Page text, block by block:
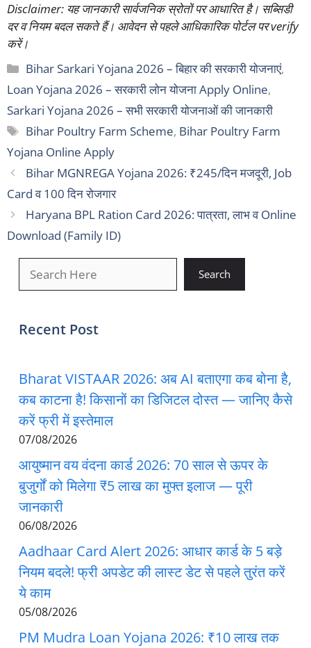
Disclaimer: यह जानकारी सार्वजनिक स्रोतों पर आधारित है। सब्सिडी
दर व नियम बदल सकते हैं। आवेदन से पहले आधिकारिक पोर्टल पर verify
करें।
Categories
Bihar Sarkari Yojana 2026 – बिहार की सरकारी योजनाएं,
Loan Yojana 2026 – सरकारी लोन योजना Apply Online,
Sarkari Yojana 2026 – सभी सरकारी योजनाओं की जानकारी
Tags
Bihar Poultry Farm Scheme, Bihar Poultry Farm
Yojana Online Apply
Bihar MGNREGA Yojana 2026: ₹245/दिन मजदूरी, Job
Card व 100 दिन रोजगार
Haryana BPL Ration Card 2026: पात्रता, लाभ व Online
Download (Family ID)
Search
Recent Post
Bharat VISTAAR 2026: अब AI बताएगा कब बोना है,
कब काटना है! किसानों का डिजिटल दोस्त — जानिए कैसे
करें फ्री में इस्तेमाल
07/08/2026
आयुष्मान वय वंदना कार्ड 2026: 70 साल से ऊपर के
बुजुर्गों को मिलेगा ₹5 लाख का मुफ्त इलाज — पूरी
जानकारी
06/08/2026
Aadhaar Card Alert 2026: आधार कार्ड के 5 बड़े
नियम बदले! फ्री अपडेट की लास्ट डेट से पहले तुरंत करें
ये काम
05/08/2026
PM Mudra Loan Yojana 2026: ₹10 लाख तक